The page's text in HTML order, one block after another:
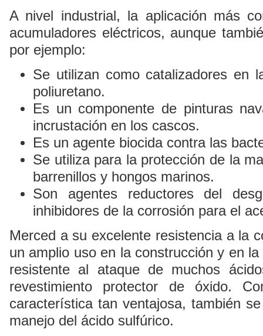
A nivel industrial, la aplicación más
acumuladores eléctricos, aunque
por ejemplo:
Se utilizan como catalizadores en
poliuretano.
Es un componente de pinturas
incrustación en los cascos.
Es un agente biocida contra las
Se utiliza para la protección de la
barrenillos y hongos marinos.
Son agentes reductores del
inhibidores de la corrosión para el
Merced a su excelente resistencia a la
un amplio uso en la construcción y en
resistente al ataque de muchos
revestimiento protector de óxido.
característica tan ventajosa, también
manejo del ácido sulfúrico.